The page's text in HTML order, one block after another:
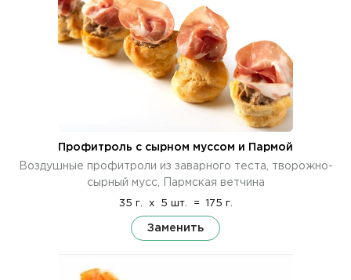
Профитроль с сырном муссом и Пармой
Воздушные профитроли из заварного теста, творожно-
сырный мусс, Пармская ветчина
35 г. x 5 шт. = 175 г.
Заменить